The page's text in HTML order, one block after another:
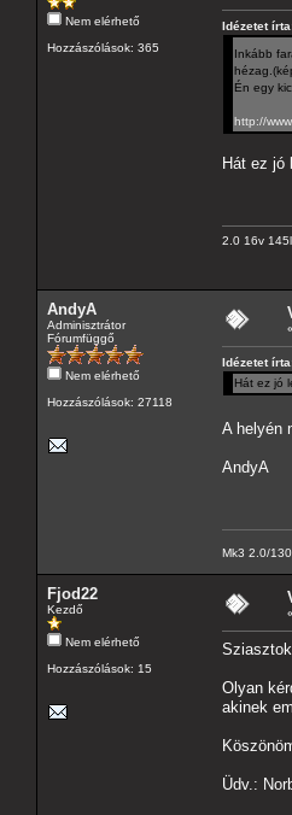
Nem elérhető
Hozzászólások: 365
Idézetet
Inkább
Én egy
http://
Hát ez jó
2.0 16v
AndyA
Adminisztrátor
Fórumfüggő
Nem elérhető
Hozzászólások: 27118
«
Idézetet
Hát ez jó
A helyén
AndyA
Mk3 2.0/
Fjod22
Kezdő
Nem elérhető
Hozzászólások: 15
«
Olyan
akinek
Üdv.: